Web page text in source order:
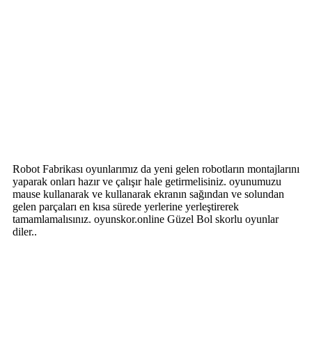
Robot Fabrikası oyunlarımız da yeni gelen robotların montajlarını
yaparak onları hazır ve çalışır hale getirmelisiniz. oyunumuzu
mause kullanarak ve kullanarak ekranın sağından ve solundan
gelen parçaları en kısa sürede yerlerine yerleştirerek
tamamlamalısınız. oyunskor.online Güzel Bol skorlu oyunlar
diler..